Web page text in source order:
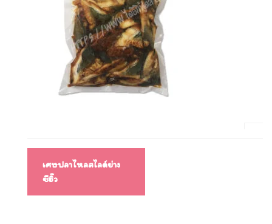
เรื่องเศษปลาไหลสไลด์ย่าง
ซีอิ๊ว